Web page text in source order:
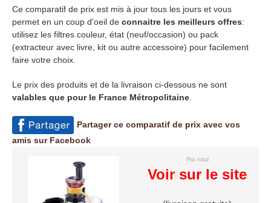
Ce comparatif de prix est mis à jour tous les jours et vous
permet en un coup d'oeil de connaitre les meilleurs offres:
utilisez les filtres couleur, état (neuf/occasion) ou pack
(extracteur avec livre, kit ou autre accessoire) pour facilement
faire votre choix.
Le prix des produits et de la livraison ci-dessous ne sont
valables que pour le France Métropolitaine
Partager ce comparatif de prix avec vos
amis sur Facebook
Prix total
Voir sur le site